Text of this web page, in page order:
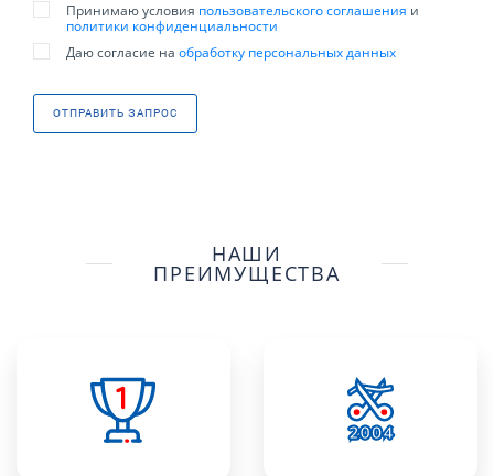
ОТПРАВИТЬ ЗАПРОС
Принимаю условия пользовательского соглашения и
политики конфиденциальности
Даю согласие на обработку персональных данных
НАШИ
ПРЕИМУЩЕСТВА